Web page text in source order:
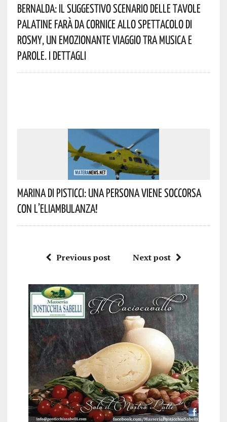
Bernalda: Il Suggestivo Scenario Delle Tavole
Palatine Farà Da Cornice Allo Spettacolo Di
Rosmy, Un Emozionante Viaggio Tra Musica E
Parole. I Dettagli
Marina Di Pisticci: Una Persona Viene Soccorsa
Con L’eliambulanza!
Previous post Next post